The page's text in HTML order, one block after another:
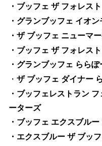
・ブッフェ ザ フォレス
・グランブッフェ イオ
・ザ ブッフェ ニューマ
・ブッフェ ザ フォレス
・グランブッフェ ららぽ
・ ザ ブッフェ ダイナー
・ブッフェレストラン
ーターズ
・ブッフェ エクスブル
・エクスブルー ザ ブッ